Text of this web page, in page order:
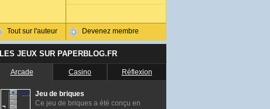
Tout sur l'auteur Devenez membre
LES JEUX SUR PAPERBLOG.FR
Arcade Casino Réflexion
Jeu de briques
Ce jeu de briques a été conçu en